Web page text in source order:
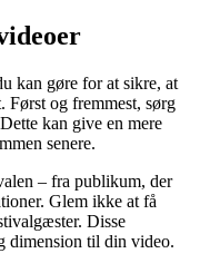
kan gøre for at sikre, at
Først og fremmest, sørg
kan give en mere
senere.
– fra publikum, der
Glem ikke at få
Disse
dimension til din video.